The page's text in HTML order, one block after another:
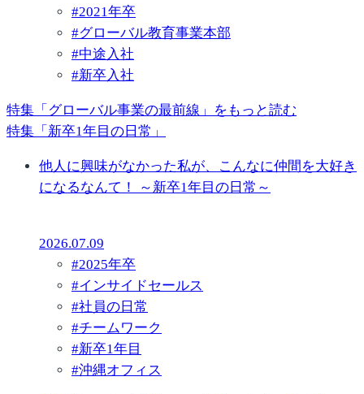
#2021年卒
#グローバル教育事業本部
#中途入社
#新卒入社
特集「グローバル事業の最前線」をもっと読む
特集「新卒1年目の日常」
他人に興味がなかった私が、こんなに仲間を大好き
になるなんて！ ～新卒1年目の日常～
2026.07.09
#2025年卒
#インサイドセールス
#社員の日常
#チームワーク
#新卒1年目
#沖縄オフィス